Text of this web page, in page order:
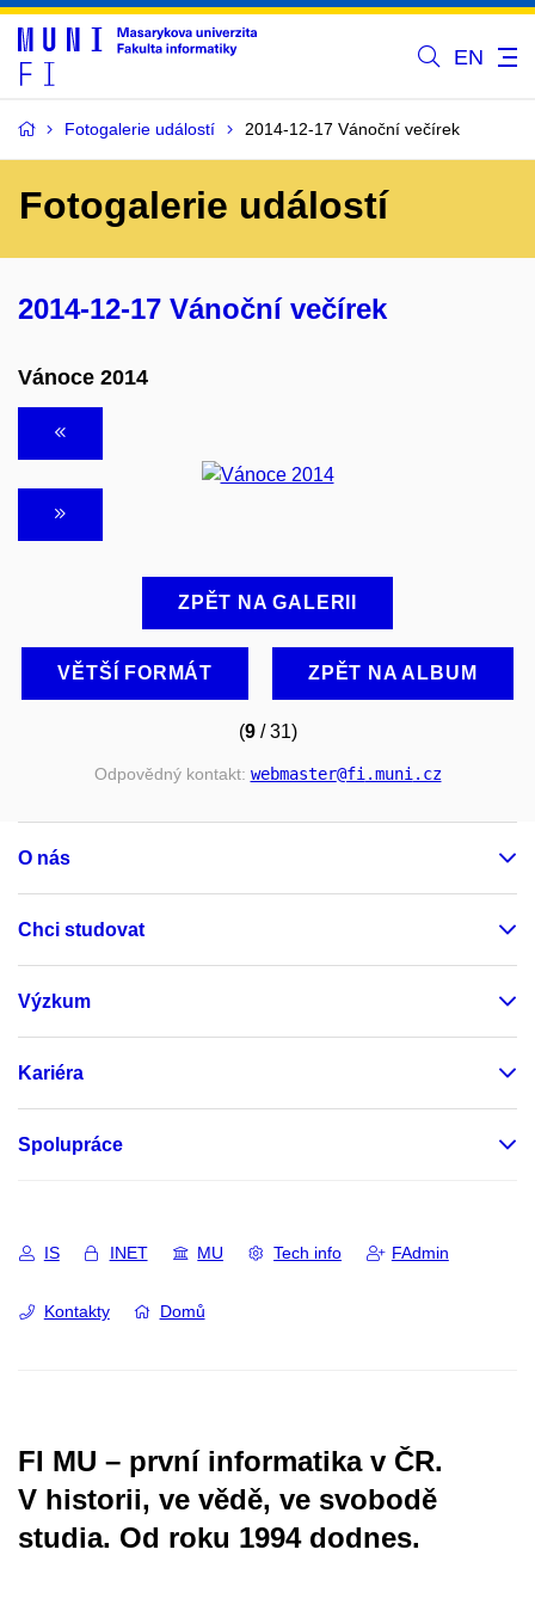
EN
Fotogalerie událostí 2014-12-17 Vánoční večírek
Fotogalerie událostí
2014-12-17 Vánoční večírek
Vánoce 2014
ZPĚT NA GALERII
VĚTŠÍ FORMÁT ZPĚT NA ALBUM
(9/ 31)
Odpovědný kontakt: webmaster@fi.muni.cz
O nás
Chci studovat
Výzkum
Kariéra
Spolupráce
IS INET MU Tech info FAdmin
Kontakty Domů
FI MU – první informatika v ČR.
V historii, ve vědě, ve svobodě
studia. Od roku 1994 dodnes.